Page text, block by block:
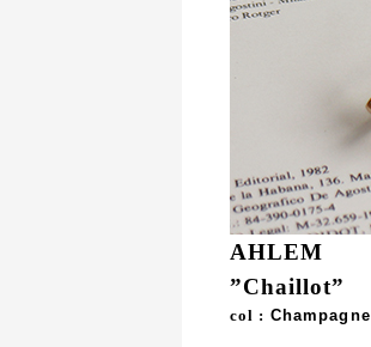
AHLEM
”Chaillot”
col : Champagne